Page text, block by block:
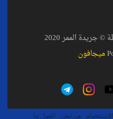
الممر 2020
ميجافون
من نحن اتصل بنا